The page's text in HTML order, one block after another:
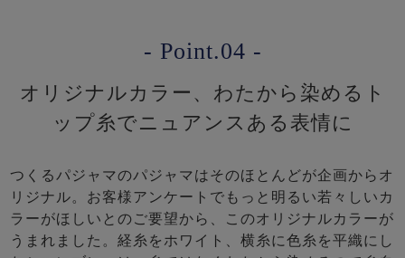
- Point.04 -
オリジナルカラー、わたから染めるト
ップ糸でニュアンスある表情に
つくるパジャマのパジャマはそのほとんどが企画からオ
リジナル。お客様アンケートでもっと明るい若々しいカ
ラーがほしいとのご要望から、このオリジナルカラーが
うまれました。経糸をホワイト、横糸に色糸を平織にし